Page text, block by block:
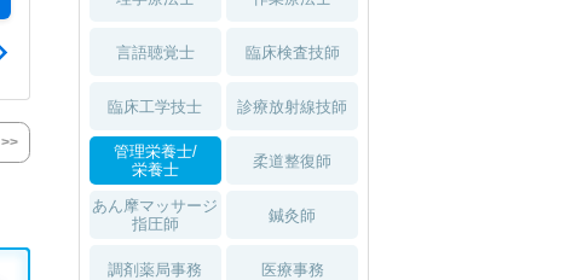
>>
言語聴覚士 臨床検査技師
臨床工学技士 診療放射線技師
管理栄養士/
栄養士
柔道整復師
あん摩マッサージ
指圧師
鍼灸師
調剤薬局事務 医療事務